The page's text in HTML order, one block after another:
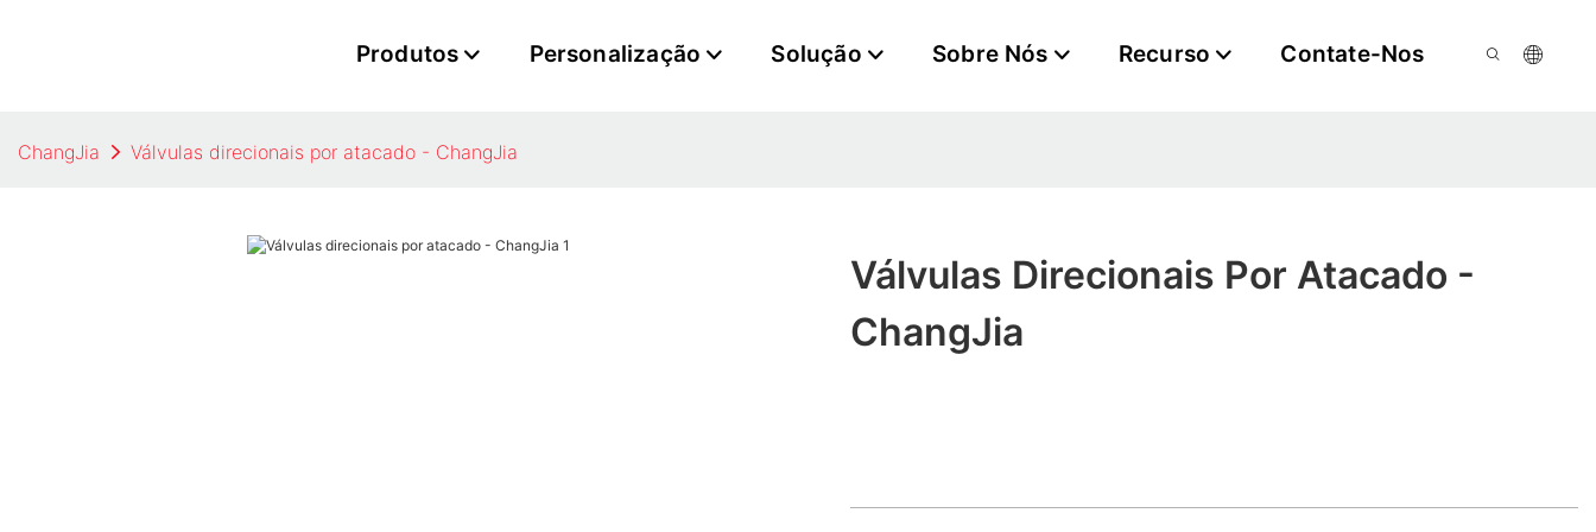
Produtos Personalização Solução Sobre Nós Recurso Contate-Nos
ChangJia Válvulas direcionais por atacado - ChangJia
Válvulas Direcionais Por Atacado -
ChangJia